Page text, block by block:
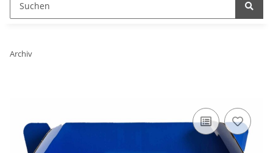
Archiv